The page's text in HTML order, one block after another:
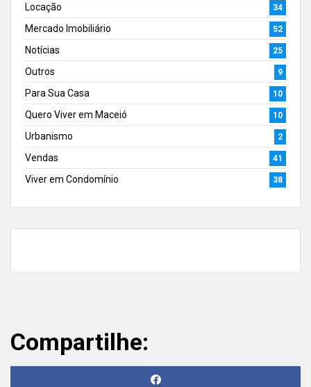
Locação 34
Mercado Imobiliário 52
Notícias 25
Outros 9
Para Sua Casa 10
Quero Viver em Maceió 10
Urbanismo 2
Vendas 41
Viver em Condomínio 38
Compartilhe: